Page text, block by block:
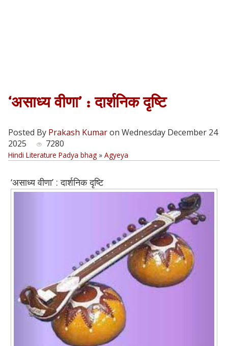
‘असाध्य वीणा’ : दार्शनिक दृष्टि
Posted By Prakash Kumaron Wednesday December 24
2025
7280
Hindi Literature Padya bhag » Agyeya
‘असाध्य वीणा’ : दार्शनिक दृष्टि